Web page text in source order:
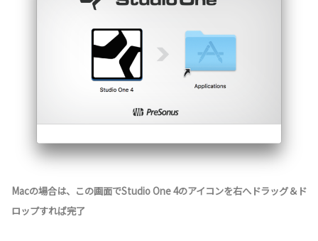
Macの場合は、この画面でStudio One 4のアイコンを右へドラッグ＆ド
ロップすれば完了